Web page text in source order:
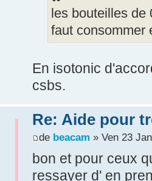
les bouteilles
faut consommer
En isotonic
csbs.
Re: Aide pour
de beacam » Ven 23
bon et pour ceux
ressayer d' en